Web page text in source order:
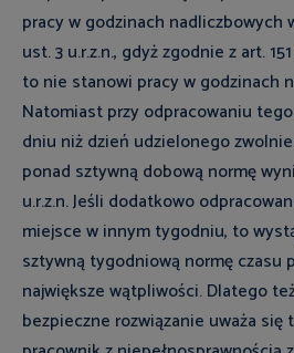
pracy w godzinach nadliczbowych
ust. 3 u.r.z.n., gdyż zgodnie z art.
to nie stanowi pracy w godzinach
Natomiast przy odpracowaniu
dniu niż dzień udzielonego
ponad sztywną dobową normę
u.r.z.n. Jeśli dodatkowo
miejsce w innym tygodniu, to
sztywną tygodniową normę czasu
największe wątpliwości. Dlatego
bezpieczne rozwiązanie uważa się